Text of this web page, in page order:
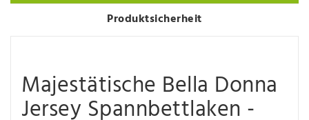
Produktsicherheit
Majestätische Bella Donna
Jersey Spannbettlaken -